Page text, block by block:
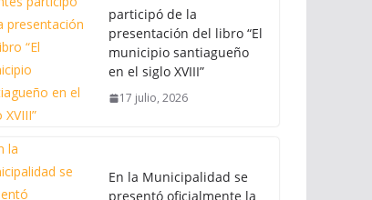
participó de la
presentación del libro “El
municipio santiagueño
en el siglo XVIII”
17 julio, 2026
En la Municipalidad se
presentó oficialmente la